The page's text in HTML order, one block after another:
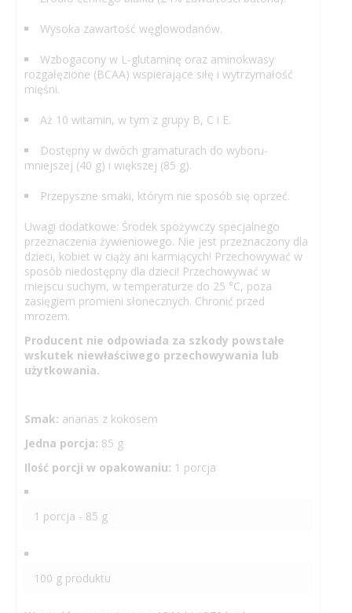
Wysoka zawartość węglowodanów.
Wzbogacony w L-glutaminę oraz aminokwasy
rozgałęzione (BCAA) wspierające siłę i wytrzymałość
mięśni.
Aż 10 witamin, w tym z grupy B, C i E.
Dostępny w dwóch gramaturach do wyboru-
mniejszej (40 g) i większej (85 g).
Przepyszne smaki, którym nie sposób się oprzeć.
Uwagi dodatkowe: Środek spożywczy specjalnego
przeznaczenia żywieniowego. Nie jest przeznaczony dla
dzieci, kobiet w ciąży ani karmiących! Przechowywać w
sposób niedostępny dla dzieci! Przechowywać w
miejscu suchym, w temperaturze do 25 °C, poza
zasięgiem promieni słonecznych. Chronić przed
mrozem.
Producent nie odpowiada za szkody powstałe
wskutek niewłaściwego przechowywania lub
użytkowania.
Smak: ananas z kokosem
Jedna porcja: 85 g
Ilość porcji w opakowaniu: 1 porcja
1 porcja - 85 g
100 g produktu